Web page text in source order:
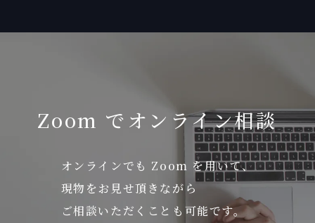
Zoom でオンライン相談
オンラインでも Zoom を用いて、
現物をお見せ頂きながら
ご相談いただくことも可能です。